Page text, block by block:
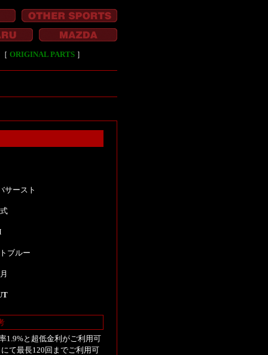
［ ORIGINAL PARTS］
サースト
ブルー
1.9%と超低金利がご利用可
て最長120回までご利用可